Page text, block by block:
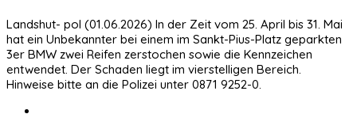
Landshut- pol (01.06.2026) In der Zeit vom 25. April bis 31. Mai
hat ein Unbekannter bei einem im Sankt-Pius-Platz geparkten
3er BMW zwei Reifen zerstochen sowie die Kennzeichen
entwendet. Der Schaden liegt im vierstelligen Bereich.
Hinweise bitte an die Polizei unter 0871 9252-0.